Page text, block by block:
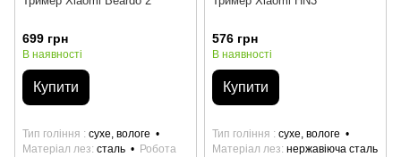
699 грн
В наявності
Купити
Тип гоління
сухе, вологе
Матеріал лез сталь
Робота
576 грн
В наявності
Купити
Тип гоління
сухе, вологе
Матеріал лез нержавіюча сталь